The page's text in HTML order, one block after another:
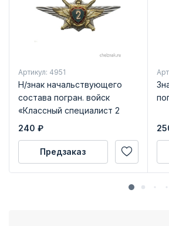
Артикул: 4951
Н/знак начальствующего
состава погран. войск
«Классный специалист 2
класса»
240 ₽
Предзаказ